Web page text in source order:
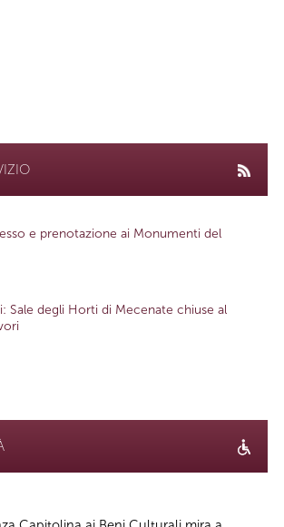
e prenotazione ai Monumenti del
Sale degli Horti di Mecenate chiuse al